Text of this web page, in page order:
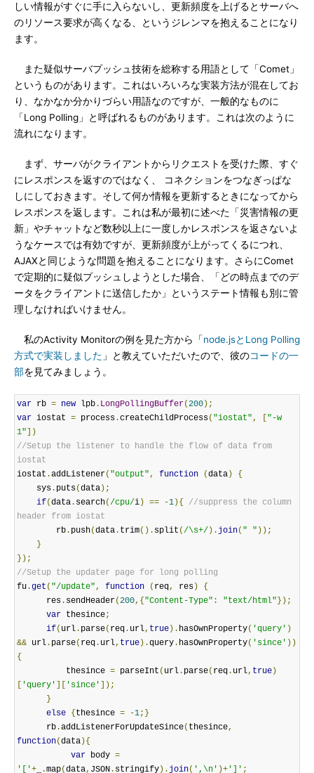
しい情報がすぐに手に入らないし、更新頻度を上げるとサーバへ
のリソース要求が高くなる、というジレンマを抱えることになり
ます。
また疑似サーバプッシュ技術を総称する用語として「Comet」
というものがあります。これはいろいろな実装方法が混在してお
り、なかなか分かりづらい用語なのですが、一般的なものに
「Long Polling」と呼ばれるものがあります。これは次のように
流れになります。
まず、サーバがクライアントからリクエストを受けた際、すぐ
にレスポンスを返すのではなく、 コネクションをつなぎっぱな
しにしておきます。そして何か情報を更新するときになってから
レスポンスを返します。これは私が最初に述べた「災害情報の更
新」やチャットなど数秒以上に一度しかレスポンスを返さないよ
うなケースでは有効ですが、更新頻度が上がってくるにつれ、
AJAXと同じような問題を抱えることになります。さらにComet
で定期的に疑似プッシュしようとした場合、「どの時点までのデ
ータをクライアントに送信したか」というステート情報も別に管
理しなければいけません。
私のActivity Monitorの例を見た方から「node.jsとLong Polling
方式で実装しました 」と教えていただいたので、彼のコードの一
部を見てみましょう。
var rb = new lpb. LongPollingBuffer(200 );
var iostat = process.createChildProcess( "iostat",
"-w
1" ])
//Setup the listener to handle the flow of data from
iostat
iostat .addListener( "output", function (data )
{
    sys
. puts(data );
if(data. search(/cpu/i ) == -1 ){
//suppress the column
header from iostat
        rb
. push(data. trim(). split (/\s+/ ). join( " " ));
}
});
//Setup the updater page for long polling
fu.get ( "/update", function ( req, res )
{
      res
. sendHeader(200,{ "Content-Type" : "text/html" });
var thesince;
if( url. parse( req. url, true ). hasOwnProperty( 'query' )
&& url. parse( req. url, true ).query. hasOwnProperty( 'since' ))
{
          thesince
= parseInt ( url. parse( req. url, true )
'query' 'since'
]);
}
else { thesince = -1;}
      rb
.addListenerForUpdateSince( thesince,
function(data ){
var body =
'['+ .map(data, JSON. stringify ). join( ',\n' )+ ']' ;